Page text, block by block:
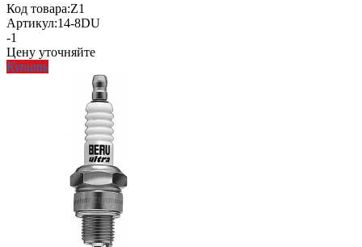
Код товара:Z1
Артикул:14-8DU
-1
Цену уточняйте
Купить